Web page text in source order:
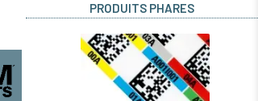
PRODUITS PHARES